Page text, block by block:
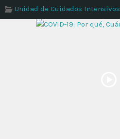
Unidad de Cuidados Intensivos